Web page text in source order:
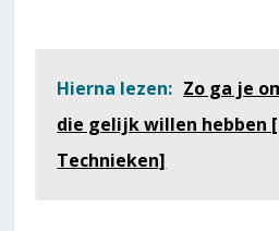
Hierna lezen: Zo ga je
die gelijk willen hebben
Technieken]